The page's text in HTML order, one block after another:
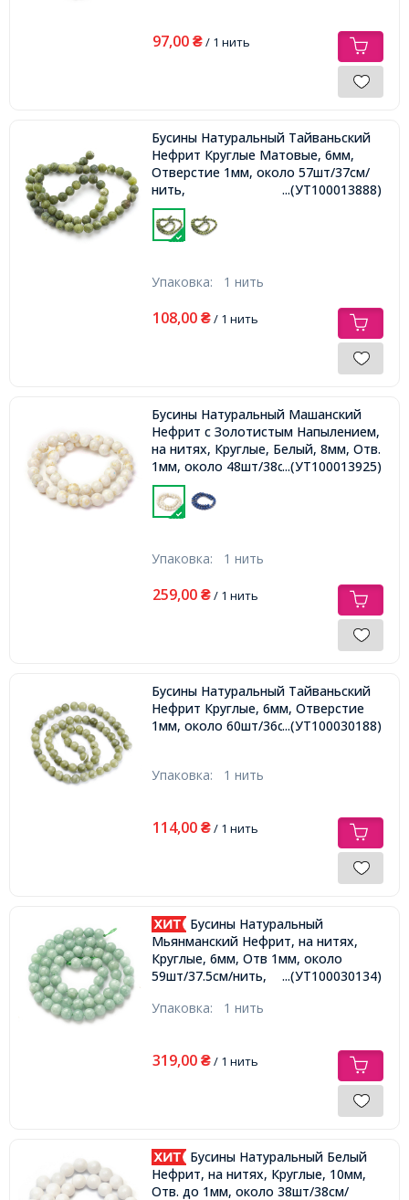
97,00 ₴/ 1 нить
Бусины Натуральный Тайваньский
Нефрит Круглые Матовые, 6мм,
Отверстие 1мм, около 57шт/37см/
нить,
...(УТ100013888)
Упаковка: 1 нить
108,00 ₴/ 1 нить
Бусины Натуральный Машанский
Нефрит с Золотистым Напылением,
на нитях, Круглые, Белый, 8мм, Отв.
1мм, около 48шт/38см/нить,...(УТ100013925)
Упаковка: 1 нить
259,00 ₴/ 1 нить
Бусины Натуральный Тайваньский
Нефрит Круглые, 6мм, Отверстие
1мм, около 60шт/36см/нить,...(УТ100030188)
Упаковка: 1 нить
114,00 ₴/ 1 нить
Бусины Натуральный
Мьянманский Нефрит, на нитях,
Круглые, 6мм, Отв 1мм, около
59шт/37.5см/нить,
...(УТ100030134)
Упаковка: 1 нить
319,00 ₴/ 1 нить
Бусины Натуральный Белый
Нефрит, на нитях, Круглые, 10мм,
Отв. до 1мм, около 38шт/38см/